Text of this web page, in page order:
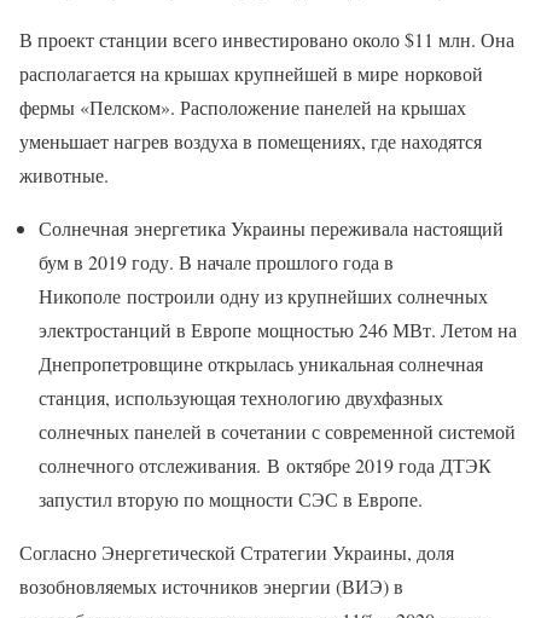
В проект станции всего инвестировано около $11 млн. Она
располагается на крышах крупнейшей в мире норковой
фермы «Пелском». Расположение панелей на крышах
уменьшает нагрев воздуха в помещениях, где находятся
животные.
Солнечная энергетика Украины переживала настоящий
бум в 2019 году. В начале прошлого года в
Никополе построили одну из крупнейших солнечных
электростанций в Европе мощностью 246 МВт. Летом на
Днепропетровщине открылась уникальная солнечная
станция, использующая технологию двухфазных
солнечных панелей в сочетании с современной системой
солнечного отслеживания. В октябре 2019 года ДТЭК
запустил вторую по мощности СЭС в Европе.
Согласно Энергетической Стратегии Украины, доля
возобновляемых источников энергии (ВИЭ) в